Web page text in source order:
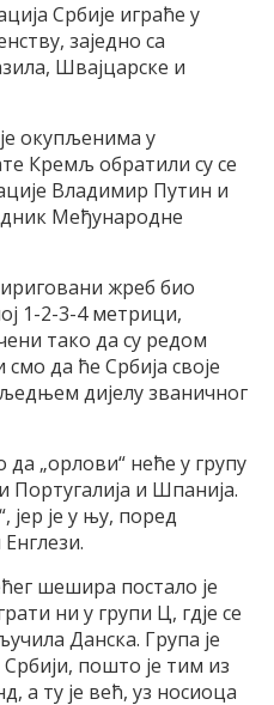
Србије играће у
заједно са
Швајцарске и
окупљенима у
Кремљ обратили су се
Владимир Путин и
Међународне
жреб био
1-2-3-4 метрици,
тако да су редом
да ће Србија своје
дијелу званичног
„орлови“ неће у групу
Португалија и Шпанија.
јер је у њу, поред
шешира постало је
ни у групи Ц, гдје се
Данска. Група је
пошто је тим из
а ту је већ, уз носиоца